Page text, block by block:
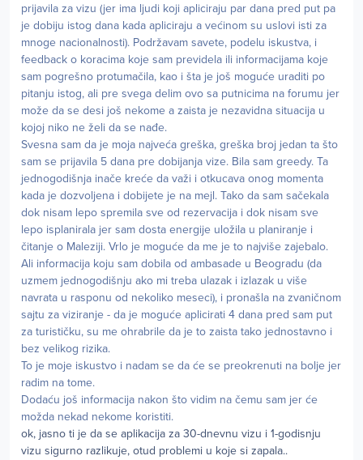
prijavila za vizu (jer ima ljudi koji apliciraju par dana pred put pa
je dobiju istog dana kada apliciraju a većinom su uslovi isti za
mnoge nacionalnosti). Podržavam savete, podelu iskustva, i
feedback o koracima koje sam previdela ili informacijama koje
sam pogrešno protumačila, kao i šta je još moguće uraditi po
pitanju istog, ali pre svega delim ovo sa putnicima na forumu jer
može da se desi još nekome a zaista je nezavidna situacija u
kojoj niko ne želi da se nađe.
Svesna sam da je moja najveća greška, greška broj jedan ta što
sam se prijavila 5 dana pre dobijanja vize. Bila sam greedy. Ta
jednogodišnja inače kreće da važi i otkucava onog momenta
kada je dozvoljena i dobijete je na mejl. Tako da sam sačekala
dok nisam lepo spremila sve od rezervacija i dok nisam sve
lepo isplanirala jer sam dosta energije uložila u planiranje i
čitanje o Maleziji. Vrlo je moguće da me je to najviše zajebalo.
Ali informacija koju sam dobila od ambasade u Beogradu (da
uzmem jednogodišnju ako mi treba ulazak i izlazak u više
navrata u rasponu od nekoliko meseci), i pronašla na zvaničnom
sajtu za viziranje - da je moguće aplicirati 4 dana pred sam put
za turističku, su me ohrabrile da je to zaista tako jednostavno i
bez velikog rizika.
To je moje iskustvo i nadam se da će se preokrenuti na bolje jer
radim na tome.
Dodaću još informacija nakon što vidim na čemu sam jer će
možda nekad nekome koristiti.
ok, jasno ti je da se aplikacija za 30-dnevnu vizu i 1-godisnju
vizu sigurno razlikuje, otud problemi u koje si zapala..